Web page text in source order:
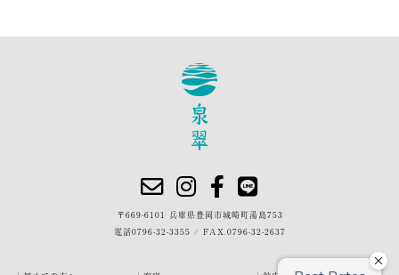
〒669-6101 兵庫県豊岡市城崎町湯島753
電話0796-32-3355 / FAX.0796-32-2637